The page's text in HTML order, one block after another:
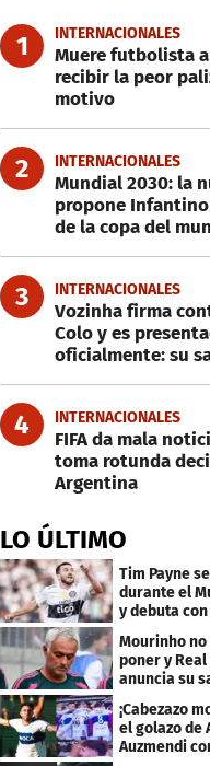
1 INTERNACIONALES
Muere futbolista
recibir la peor
motivo
2 INTERNACIONALES
Mundial 2030: la
propone
de la copa del
3 INTERNACIONALES
Vozinha firma
Colo y es
oficialmente: su
4 INTERNACIONALES
FIFA da mala
toma rotunda
Argentina
LO ÚLTIMO
Tim Payne
durante el
y debuta
Olimpia
Mourinho no
poner y
anuncia su
¡Cabezazo
el golazo de
Auzmendi